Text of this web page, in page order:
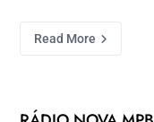
Read More